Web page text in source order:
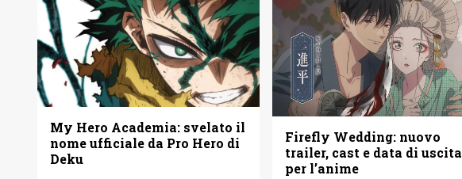
My Hero Academia: svelato il
nome ufficiale da Pro Hero di
Deku
Firefly Wedding: nuovo
trailer, cast e data di uscita
per l’anime